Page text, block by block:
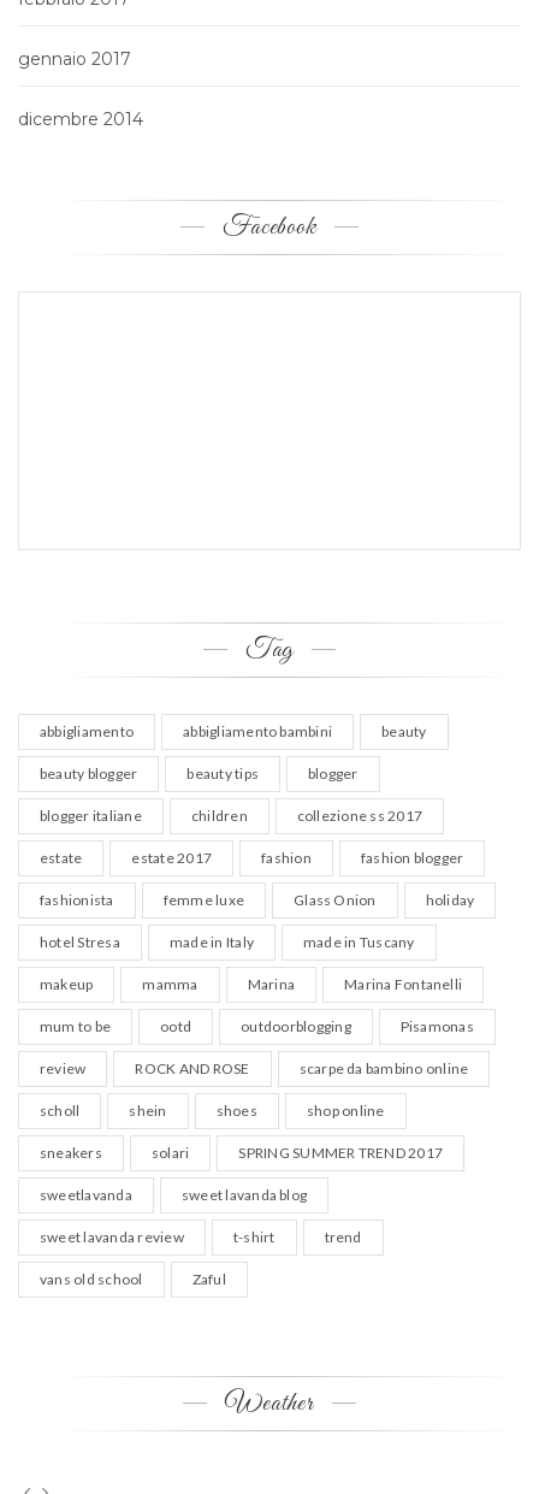
gennaio 2017
dicembre 2014
Facebook
Tag
abbigliamento abbigliamento bambini beauty
beauty blogger beauty tips blogger
blogger italiane children collezione ss 2017
estate estate 2017 fashion fashion blogger
fashionista femme luxe Glass Onion holiday
hotel Stresa made in Italy made in Tuscany
makeup mamma Marina Marina Fontanelli
mum to be ootd outdoorblogging Pisamonas
review ROCK AND ROSE scarpe da bambino online
scholl shein shoes shop online
sneakers solari SPRING SUMMER TREND 2017
sweetlavanda sweet lavanda blog
sweet lavanda review t-shirt trend
vans old school Zaful
Weather